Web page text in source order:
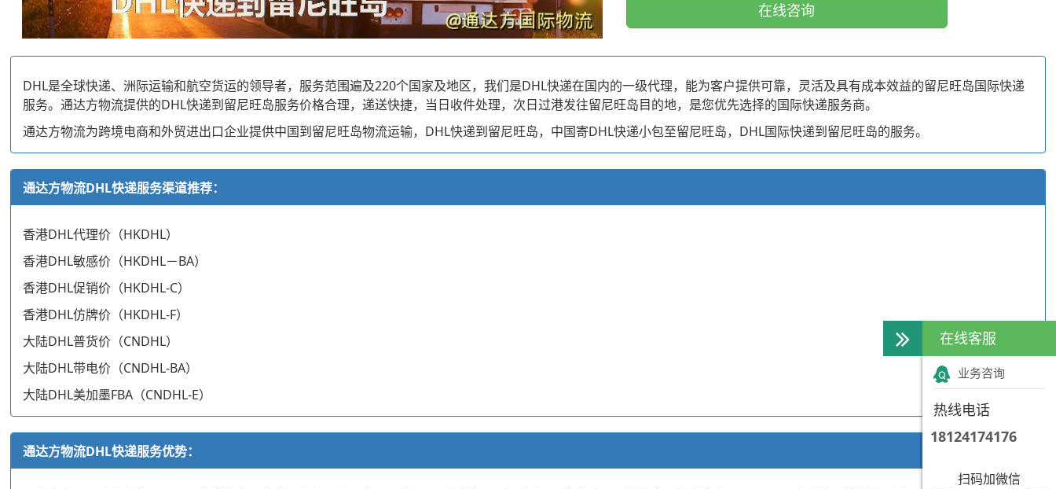
在线咨询
DHL是全球快递、洲际运输和航空货运的领导者，服务范围遍及220个国家及地区，我们是DHL快递在国内的一级代理，能为客户提供可靠，灵活及具有成本效益的留尼旺岛国际快递
服务。通达方物流提供的DHL快递到留尼旺岛服务价格合理，递送快捷，当日收件处理，次日过港发往留尼旺岛目的地，是您优先选择的国际快递服务商。
通达方物流为跨境电商和外贸进出口企业提供中国到留尼旺岛物流运输，DHL快递到留尼旺岛，中国寄DHL快递小包至留尼旺岛，DHL国际快递到留尼旺岛的服务。
通达方物流DHL快递服务渠道推荐：
香港DHL代理价（HKDHL）
香港DHL敏感价（HKDHL－BA）
香港DHL促销价（HKDHL-C）
香港DHL仿牌价（HKDHL-F）
大陆DHL普货价（CNDHL）
大陆DHL带电价（CNDHL-BA）
大陆DHL美加墨FBA（CNDHL-E）
通达方物流DHL快递服务优势：
在线客服
业务咨询
热线电话
18124174176
扫码加微信